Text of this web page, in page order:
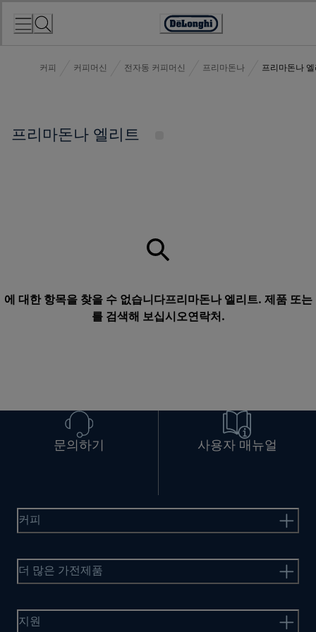
Accessibility
커피 커피머신 전자동 커피머신 프리마돈나 프리마돈나
프리마돈나 엘리트
에 대한 항목을 찾을 수 없습니다프리마돈나 엘리트. 제품 또는
를 검색해 보십시오연락처 .
문의하기 사용자 매뉴얼
커피
더 많은 가전제품
지원